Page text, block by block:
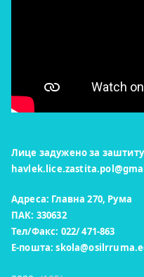
Лице задужено за
Адреса: Главна 270, Рума
ПАК: 330632
Тел/Факс: 022/ 471-863
Е-пошта: